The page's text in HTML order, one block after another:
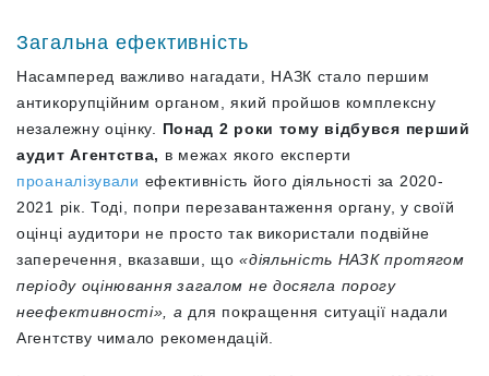
Загальна ефективність
Насамперед важливо нагадати, НАЗК стало першим
антикорупційним органом, який пройшов комплексну
незалежну оцінку. Понад 2 роки тому відбувся перший
аудит Агентства, в межах якого експерти
проаналізували ефективність його діяльності за 2020-
2021 рік. Тоді, попри перезавантаження органу, у своїй
оцінці аудитори не просто так використали подвійне
заперечення, вказавши, що«діяльність НАЗК протягом
періоду оцінювання загалом не досягла порогу
неефективності», а для покращення ситуації надали
Агентству чимало рекомендацій.